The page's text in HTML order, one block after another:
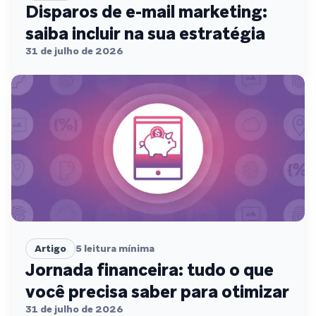
Disparos de e-mail marketing:
saiba incluir na sua estratégia
31 de julho de 2026
Artigo 5 leitura mínima
Jornada financeira: tudo o que
você precisa saber para otimizar
31 de julho de 2026